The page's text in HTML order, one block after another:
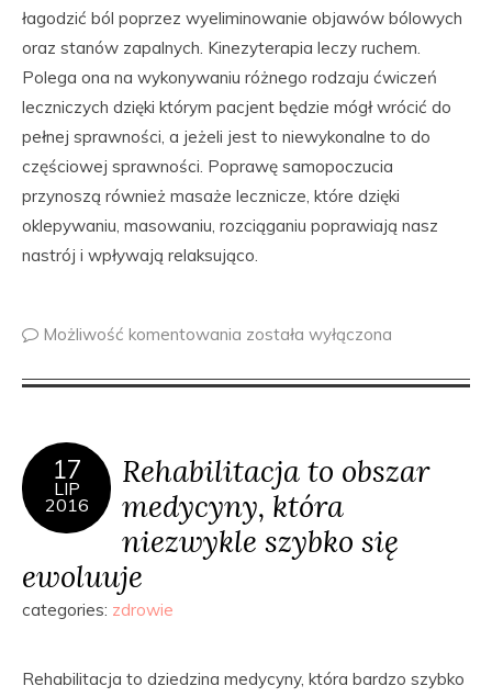
łagodzić ból poprzez wyeliminowanie objawów bólowych
oraz stanów zapalnych. Kinezyterapia leczy ruchem.
Polega ona na wykonywaniu różnego rodzaju ćwiczeń
leczniczych dzięki którym pacjent będzie mógł wrócić do
pełnej sprawności, a jeżeli jest to niewykonalne to do
częściowej sprawności. Poprawę samopoczucia
przynoszą również masaże lecznicze, które dzięki
oklepywaniu, masowaniu, rozciąganiu poprawiają nasz
nastrój i wpływają relaksująco.
Możliwość komentowania została wyłączona
17
LIP
2016
Rehabilitacja to obszar
medycyny, która
niezwykle szybko się
ewoluuje
categories: zdrowie
Rehabilitacja to dziedzina medycyny, która bardzo szybko